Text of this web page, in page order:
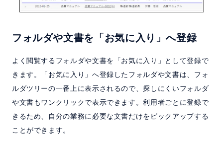
フォルダや文書を「お気に入り」へ登録
よく閲覧するフォルダや文書を「お気に入り」として登録で
きます。「お気に入り」へ登録したフォルダや文書は、フォ
ルダツリーの一番上に表示されるので、探しにくいフォルダ
や文書もワンクリックで表示できます。利用者ごとに登録で
きるため、自分の業務に必要な文書だけをピックアップする
ことができます。